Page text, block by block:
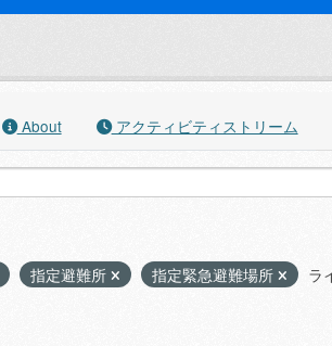
About アクティビティストリーム
指定避難所 指定緊急避難場所
ラ